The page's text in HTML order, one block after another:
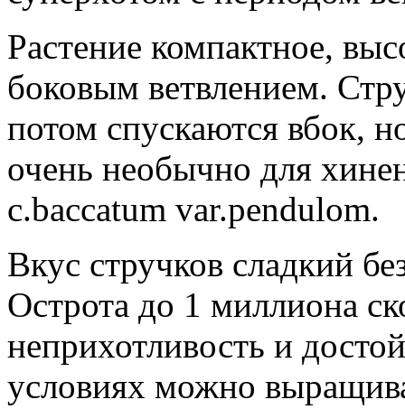
Растение компактное,
боковым ветвлением.
потом спускаются вбок,
очень необычно для
c.baccatum var.pendulom.
Вкус стручков сладкий
Острота до 1 миллиона
неприхотливость и
условиях можно